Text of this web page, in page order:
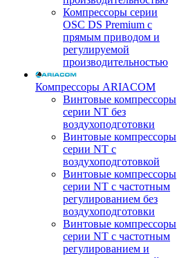
Компрессоры серии
OSC DS Premium с
прямым приводом и
регулируемой
производительностью
Компрессоры ARIACOM
Винтовые компрессоры
серии NT без
воздухоподготовки
Винтовые компрессоры
серии NT c
воздухоподготовкой
Винтовые компрессоры
серии NT с частотным
регулированием без
воздухоподготовки
Винтовые компрессоры
серии NT с частотным
регулированием и